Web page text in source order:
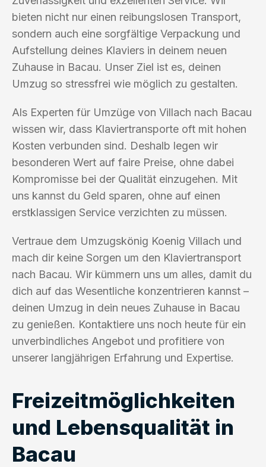
bieten nicht nur einen reibungslosen Transport,
sondern auch eine sorgfältige Verpackung und
Aufstellung deines Klaviers in deinem neuen
Zuhause in Bacau. Unser Ziel ist es, deinen
Umzug so stressfrei wie möglich zu gestalten.
Als Experten für Umzüge von Villach nach Bacau
wissen wir, dass Klaviertransporte oft mit hohen
Kosten verbunden sind. Deshalb legen wir
besonderen Wert auf faire Preise, ohne dabei
Kompromisse bei der Qualität einzugehen. Mit
uns kannst du Geld sparen, ohne auf einen
erstklassigen Service verzichten zu müssen.
Vertraue dem Umzugskönig Koenig Villach und
mach dir keine Sorgen um den Klaviertransport
nach Bacau. Wir kümmern uns um alles, damit du
dich auf das Wesentliche konzentrieren kannst –
deinen Umzug in dein neues Zuhause in Bacau
zu genießen. Kontaktiere uns noch heute für ein
unverbindliches Angebot und profitiere von
unserer langjährigen Erfahrung und Expertise.
Freizeitmöglichkeiten
und Lebensqualität in
Bacau